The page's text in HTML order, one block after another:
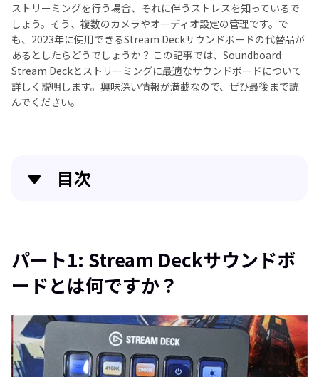
ストリーミングを行う場合、それに伴うストレスを知っているで
しょう。そう、複数のカメラやオーディオ設定の管理です。で
も、2023年に使用できるStream Deckサウンドボードの代替品が
あるとしたらどうでしょうか？ この記事では、Soundboard
Stream Deckとストリーミングに最適なサウンドボードについて
詳しく説明します。興味深い情報が満載なので、ぜひ最後まで読
んでください。
目次
パート2: その他のおすすめサウンドボード
パート3: Stream Deckサウンドボードの質問
パート4: 結論
パート1: Stream Deckサウンドボ
ードとは何ですか？